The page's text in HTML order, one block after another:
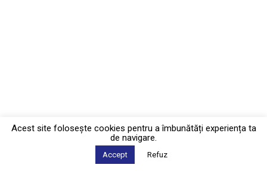
Acest site foloseşte cookies pentru a îmbunătăți experiența ta
de navigare.
Accept Refuz